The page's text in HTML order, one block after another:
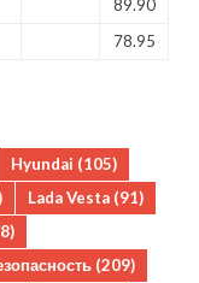
89.90
78.95
Hyundai (105)
Lada Vesta (91)
(209)